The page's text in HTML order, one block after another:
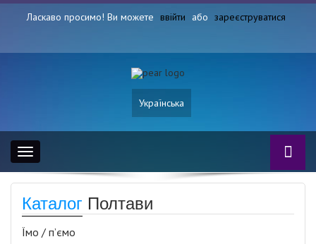
Ласкаво просимо! Ви можете ввійти або зареєструватися
Українська
Toggle
navigation
Каталог Полтави
Їмо / п’ємо